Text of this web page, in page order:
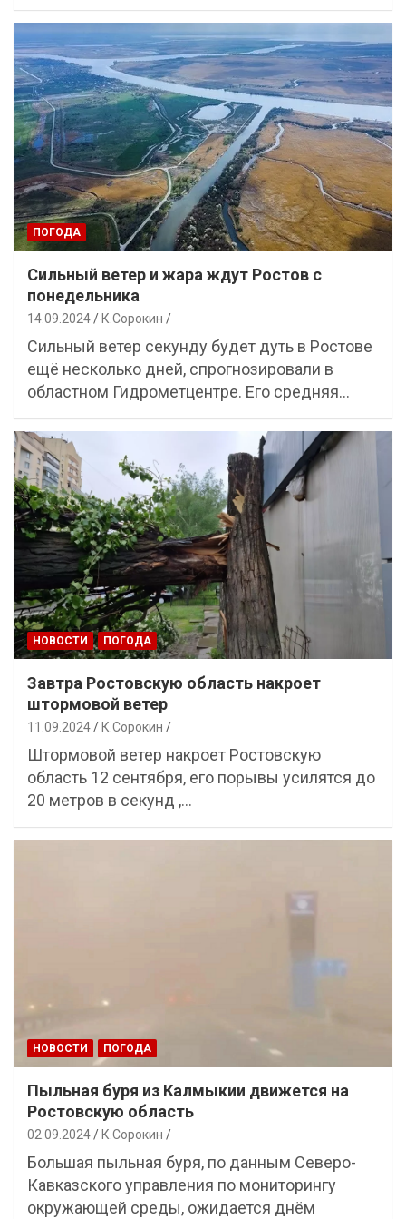
ПОГОДА
Сильный ветер и жара ждут Ростов с
понедельника
14.09.2024 К.Сорокин
Сильный ветер секунду будет дуть в Ростове
ещё несколько дней, спрогнозировали в
областном Гидрометцентре. Его средняя…
НОВОСТИ ПОГОДА
Завтра Ростовскую область накроет
штормовой ветер
11.09.2024 К.Сорокин
Штормовой ветер накроет Ростовскую
область 12 сентября, его порывы усилятся до
20 метров в секунд ,…
НОВОСТИ ПОГОДА
Пыльная буря из Калмыкии движется на
Ростовскую область
02.09.2024 К.Сорокин
Большая пыльная буря, по данным Северо-
Кавказского управления по мониторингу
окружающей среды, ожидается днём